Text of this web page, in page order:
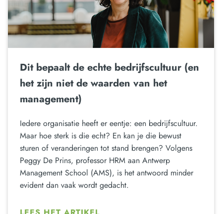
Dit bepaalt de echte bedrijfscultuur (en
het zijn niet de waarden van het
management)
Iedere organisatie heeft er eentje: een bedrijfscultuur.
Maar hoe sterk is die echt? En kan je die bewust
sturen of veranderingen tot stand brengen? Volgens
Peggy De Prins, professor HRM aan Antwerp
Management School (AMS), is het antwoord minder
evident dan vaak wordt gedacht.